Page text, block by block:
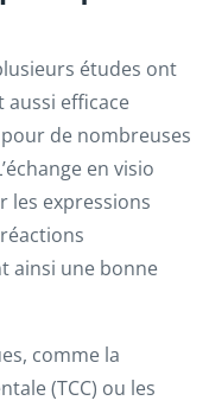
études ont
efficace
de nombreuses
en visio
les expressions
ainsi une bonne
comme la
(TCC) ou les